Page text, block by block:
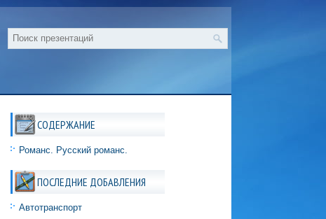
СОДЕРЖАНИЕ
Романс. Русский романс.
ПОСЛЕДНИЕ ДОБАВЛЕНИЯ
Автотранспорт